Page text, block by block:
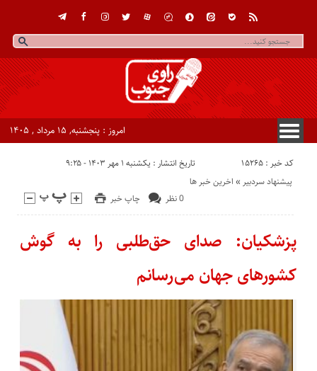
امروز : پنجشنبه, ۱۵ مرداد , ۱۴۰۵
کد خبر : 15265 تاریخ انتشار : یکشنبه ۱ مهر ۱۴۰۳ - ۹:۲۵
چاپ خبر 0 نظر
اخرین خبر ها « پیشنهاد سردبیر
پزشکیان: صدای حق‌طلبی را به گوش
کشورهای جهان می‌رسانم